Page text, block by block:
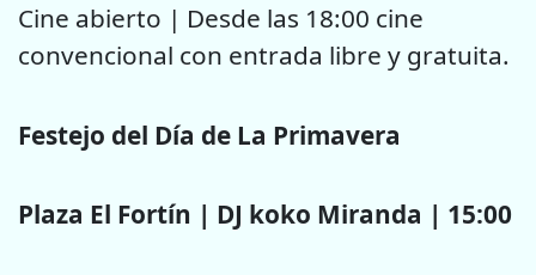
Cine abierto | Desde las 18:00 cine
convencional con entrada libre y gratuita.
Festejo del Día de La Primavera
Plaza El Fortín | DJ koko Miranda | 15:00